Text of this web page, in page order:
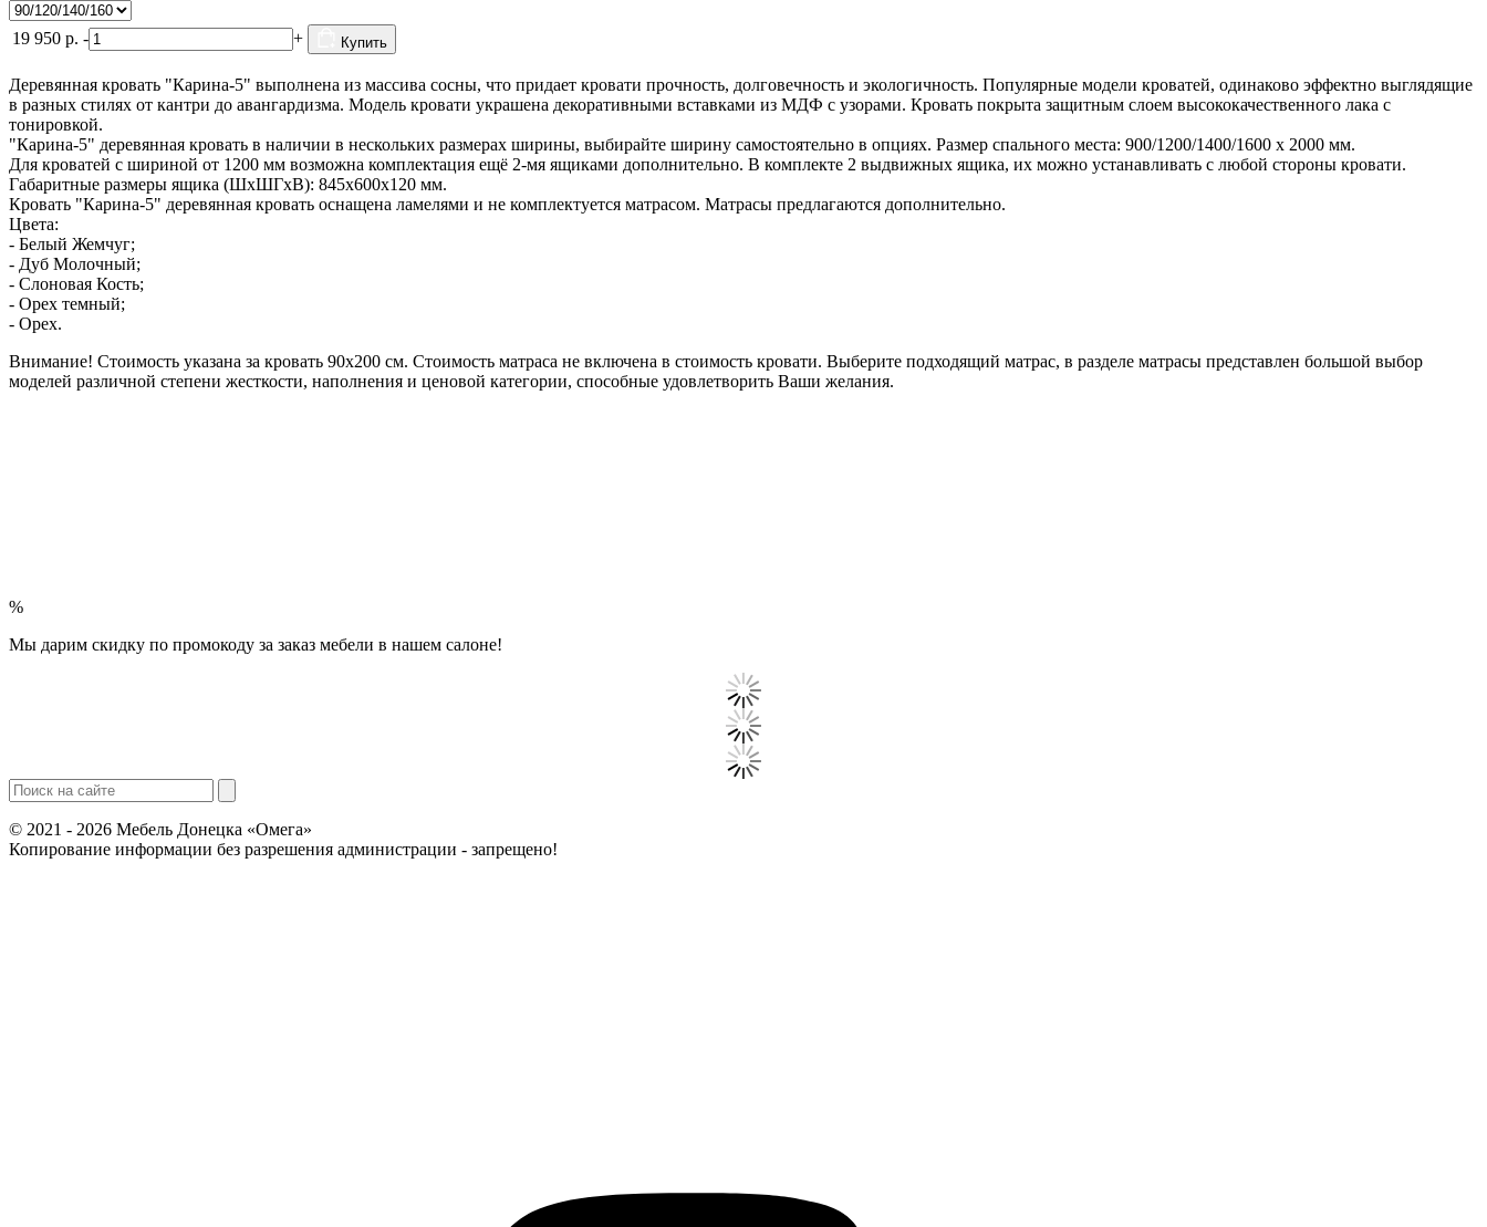
19 950 р. - + Купить
Деревянная кровать "Карина-5" выполнена из массива сосны, что придает кровати прочность, долговечность и экологичность. Популярные модели кроватей, одинаково эффектно выглядящие
в разных стилях от кантри до авангардизма. Модель кровати украшена декоративными вставками из МДФ с узорами. Кровать покрыта защитным слоем высококачественного лака с
тонировкой.
"Карина-5" деревянная кровать в наличии в нескольких размерах ширины, выбирайте ширину самостоятельно в опциях. Размер спального места: 900/1200/1400/1600 х 2000 мм.
Для кроватей с шириной от 1200 мм возможна комплектация ещё 2-мя ящиками дополнительно. В комплекте 2 выдвижных ящика, их можно устанавливать с любой стороны кровати.
Габаритные размеры ящика (ШхШГхВ): 845х600х120 мм.
Кровать "Карина-5" деревянная кровать оснащена ламелями и не комплектуется матрасом. Матрасы предлагаются дополнительно.
Цвета:
- Белый Жемчуг;
- Дуб Молочный;
- Слоновая Кость;
- Орех темный;
- Орех.
Внимание! Стоимость указана за кровать 90х200 см. Стоимость матраса не включена в стоимость кровати. Выберите подходящий матрас, в разделе матрасы представлен большой выбор
моделей различной степени жесткости, наполнения и ценовой категории, способные удовлетворить Ваши желания.
%
Мы дарим скидку по промокоду за заказ мебели в нашем салоне!
© 2021 - 2026 Мебель Донецка «Омега»
Копирование информации без разрешения администрации - запрещено!